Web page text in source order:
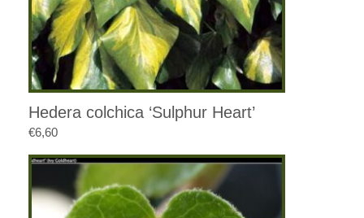
Hedera colchica ‘Sulphur Heart’
€6,60